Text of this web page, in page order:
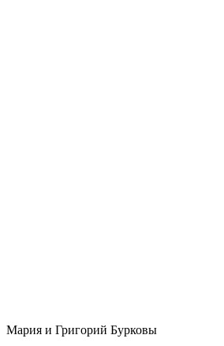
Мария и Григорий Бурковы